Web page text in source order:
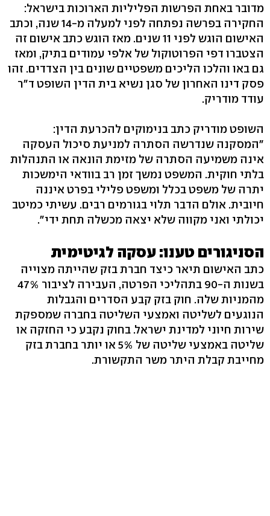
מדובר באחת הפרשות הפליליות הארוכות בישראל:
החקירה בפרשה נפתחה לפני למעלה מ-14 שנה, וכתב
האישום הוגש לפני 11 שנים. מאז הוגש כתב אישום זה
הצטברו דפי הפרוטוקול של אלפי עמודים בתיק, ומאז
גם באו והלכו הליכים משפטיים שונים בין הצדדים. זהו
פסק דינו האחרון של סגן נשיא בית הדין השופט ד"ר
עודד מודריק.
השופט מודריק כתב בנימוקים להכרעת הדין:
"המסקנה שנדרשה הסתרה למניעת סיכול העסקה
אינה משמיעה הסתרה של מזימת הונאה או התנהלות
בלתי חוקית. המשפט נמשך זמן רב בוודאי הימשכות
יתרה של משפט בכלל ומשפט פלילי בפרט איננה
חיובית. אולם הדבר תלוי בגורמים רבים. עשיתי כמיטב
יכולתי ואני מקווה שלא יצאה מכשלה תחת ידי".
הסניגורים טענו: עסקה לגיטימית
כתב האישום תיאר כיצד חברת בזק שהייתה מצוייה
בשנות ה-90 בתהליכי הפרטה, העבירה לציבור 47%
מהמניות שלה. חוק בזק קבע הסדרים והגבלות
הנוגעים לשליטה ואמצעי השליטה בחברה שמספקת
שירות חיוני למדינת ישראל. בחוק נקבע כי החזקה או
שליטה באמצעי שליטה של 5% או יותר בחברת בזק
מחייבת קבלת היתר משר התקשורת.